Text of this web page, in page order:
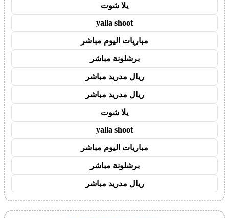
يلا شوت
yalla shoot
مباريات اليوم مباشر
برشلونة مباشر
ريال مدريد مباشر
ريال مدريد مباشر
يلا شوت
yalla shoot
مباريات اليوم مباشر
برشلونة مباشر
ريال مدريد مباشر